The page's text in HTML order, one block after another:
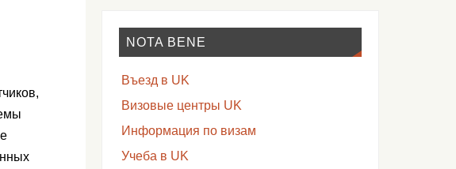
NOTA BENE
Въезд в UK
Визовые центры UK
Информация по визам
Учеба в UK